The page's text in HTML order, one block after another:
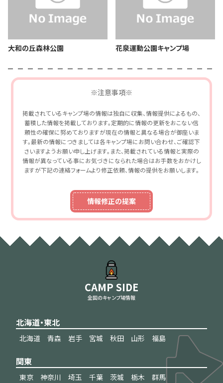
大和の丘森林公園 花泉運動公園キャンプ場
※注意事項※
掲載されているキャンプ場の情報は独自に収集、情報提供によるもの、
蓄積した情報を掲載しております。定期的に情報の更新をおこない信
頼性の確保に努めておりますが現在の情報と異なる場合が御座いま
す。最新の情報につきましては各キャンプ場にお問い合わせ、ご確認下
さいますようお願い申し上げます。また、掲載されている情報と実際の
情報が異なっている事にお気づきになられた場合はお手数をおかけし
ますが下記の連絡フォームより修正依頼、情報の提供をお願いします。
情報修正の提案
CAMP SIDE
全国のキャンプ場情報
北海道・東北
北海道 青森 岩手 宮城 秋田 山形 福島
関東
東京 神奈川 埼玉 千葉 茨城 栃木 群馬